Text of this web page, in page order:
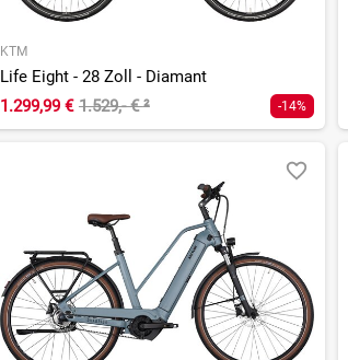
KTM
Life Eight - 28 Zoll - Diamant
1.299,99 € 1.529,- €² -14%